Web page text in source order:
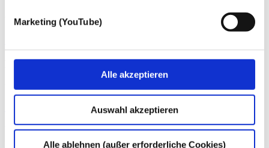
Marketing (YouTube)
Alle akzeptieren
Auswahl akzeptieren
Alle ablehnen (außer erforderliche Cookies)
Wirtschaftsprüfer / Steuerberater
Klaus Schmitz-Toenneßen
Wirtschaftsprüfer, Steuerberater
Zum Profil von Klaus Schmitz-Toenneßen
Ulrich Trautmann